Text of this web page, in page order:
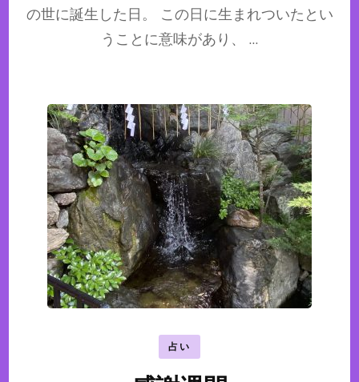
の世に誕生した日。 この日に生まれついたとい
うことに意味があり、 …
占い